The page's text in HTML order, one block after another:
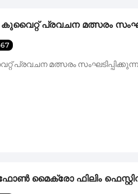
പ്രവചന മത്സരം
പ്രവചന മത്സരം
മൈക്രോ ഫിലിം